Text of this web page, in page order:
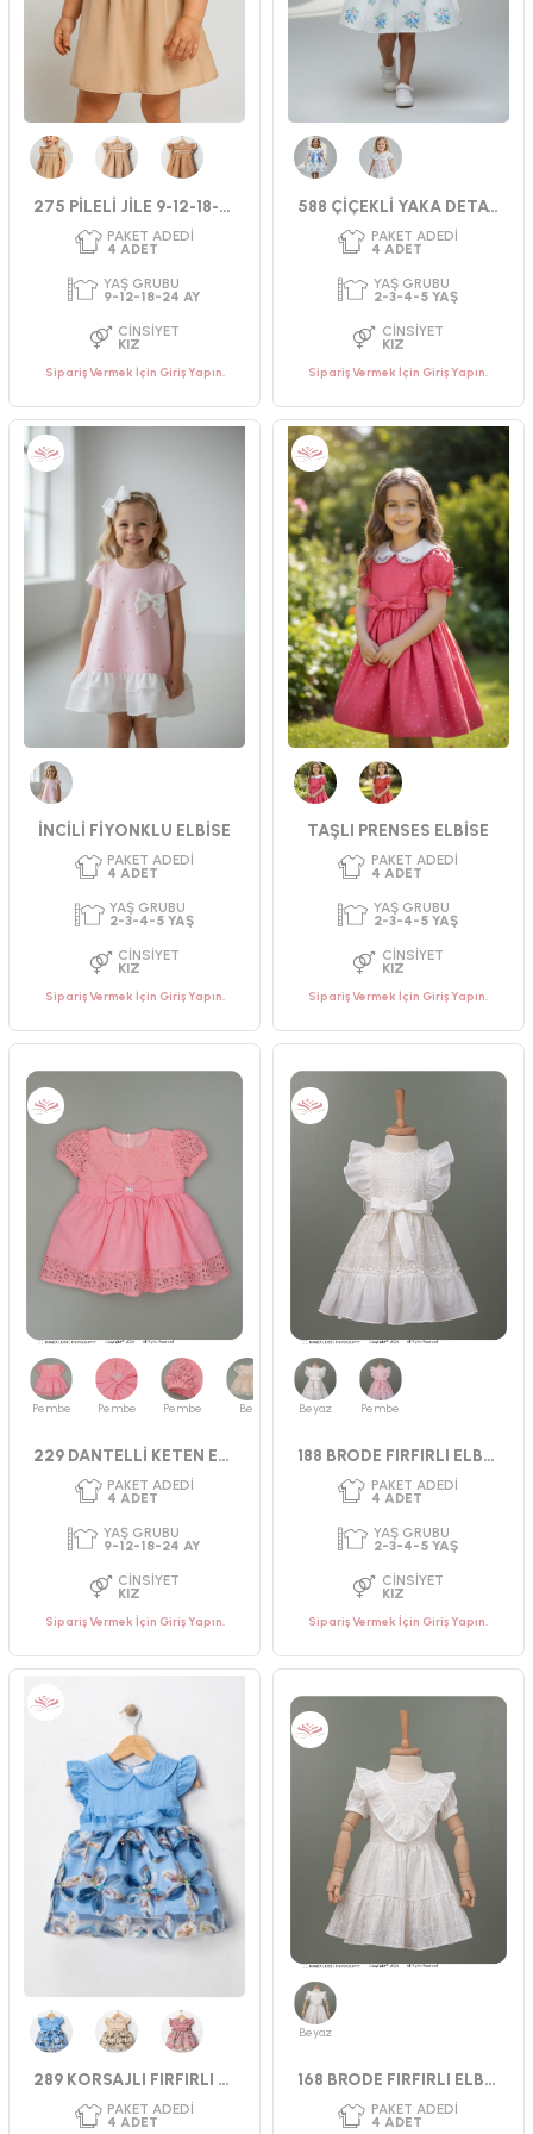
PAKET ADEDI
4ADET
YAŞ GRUBU
9-12-18-24 AY
CINSIYET
KIZ
PAKET ADEDI
4ADET
YAŞ GRUBU
2-3-4-5 YAŞ
CINSIYET
KIZ
275 PİLELİ JİLE 9-12-18-24 AY
PAKET ADEDI
4 ADET
YAŞ GRUBU
9-12-18-24 AY
Sipariş Vermek İçin Giriş Yapın.
588 ÇİÇEKLİ YAKA DETAYLI ELBİSE 2-5
PAKET ADEDI
4ADET
YAŞ GRUBU
2-3-4-5 YAŞ
CINSIYET
Sipariş Vermek İçin Giriş Yapın.
İNCİLİ FİYONKLU ELBİSE
PAKET ADEDI
4ADET
CINSIYET
KIZ
Sipariş Vermek İçin Giriş Yapın.
TAŞLI PRENSES ELBİSE
PAKET ADEDI
4 ADET
YAŞ GRUBU
2-3-4-5 YAŞ
Sipariş Vermek İçin Giriş Yapın.
Pembe Pembe Pembe Bej Pudra
229 DANTELLİ KETEN ELBİSE
Sipariş Vermek İçin Giriş Yapın.
Beyaz Pembe
188 BRODE FIRFIRLI ELBİSE
Sipariş Vermek İçin Giriş Yapın.
289 KORSAJLI FIRFIRLI MANOLYA ELBİSE 9-24 AY
Beyaz
168 BRODE FIRFIRLI ELBİSE